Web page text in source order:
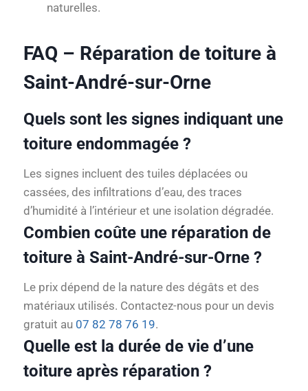
naturelles.
FAQ – Réparation de toiture à
Saint-André-sur-Orne
Quels sont les signes indiquant une
toiture endommagée ?
Les signes incluent des tuiles déplacées ou
cassées, des infiltrations d’eau, des traces
d’humidité à l’intérieur et une isolation dégradée.
Combien coûte une réparation de
toiture à Saint-André-sur-Orne ?
Le prix dépend de la nature des dégâts et des
matériaux utilisés. Contactez-nous pour un devis
gratuit au 07 82 78 76 19.
Quelle est la durée de vie d’une
toiture après réparation ?